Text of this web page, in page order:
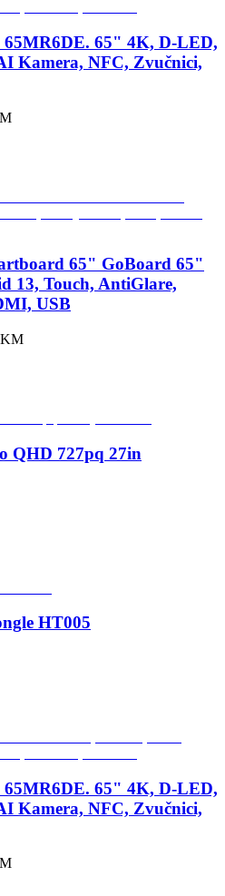
65" 4K, D-LED,
Kamera, NFC, Zvučnici,
65" GoBoard 65"
13, Touch, AntiGlare,
USB
QHD 727pq 27in
HT005
65" 4K, D-LED,
Kamera, NFC, Zvučnici,